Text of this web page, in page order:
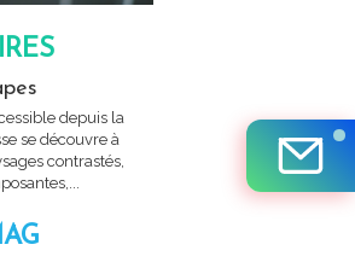
depuis la
se découvre à
contrastés,